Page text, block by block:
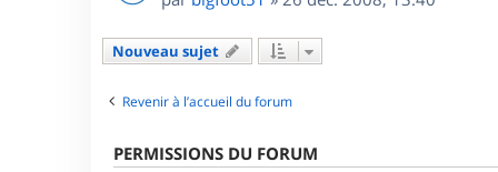
Nouveau sujet
Revenir à l’accueil du forum
PERMISSIONS DU FORUM